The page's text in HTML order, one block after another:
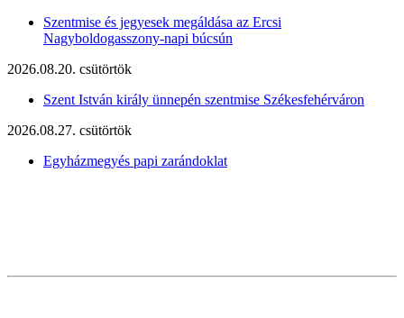
Szentmise és jegyesek megáldása az Ercsi
Nagyboldogasszony-napi búcsún
2026.08.20. csütörtök
Szent István király ünnepén szentmise Székesfehérváron
2026.08.27. csütörtök
Egyházmegyés papi zarándoklat